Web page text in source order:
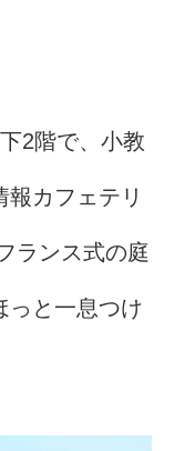
2階で、小教
カフェテリ
ランス式の庭
っと一息つけ